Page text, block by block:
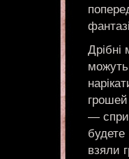
Дрібні
—
будете
взяли